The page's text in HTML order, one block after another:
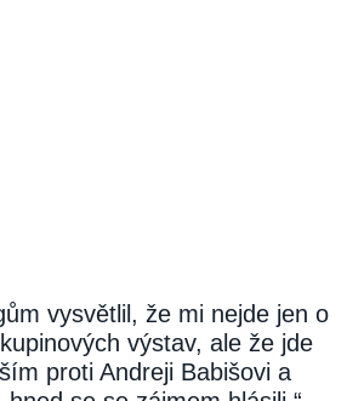
vysvětlil, že mi nejde jen o
výstav, ale že jde
proti Andreji Babišovi a